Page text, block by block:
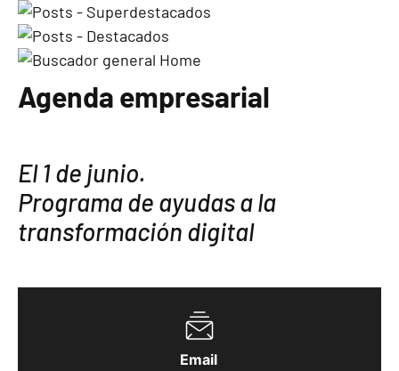
Email
Agenda empresarial
El 1 de junio.
Programa de ayudas a la
transformación digital